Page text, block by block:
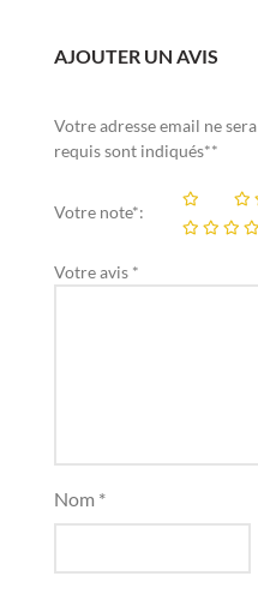
AJOUTER UN AVIS
Votre adresse email ne
requis sont indiqués**
Votre note*:
Votre avis *
Nom *